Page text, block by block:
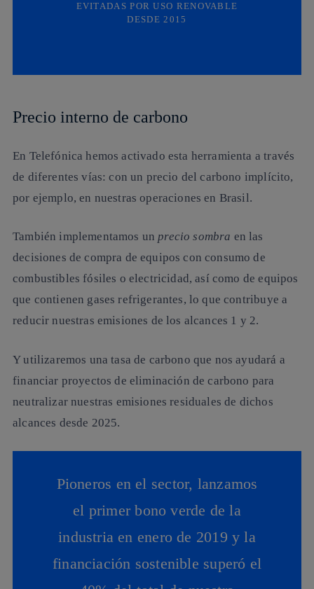
EVITADAS POR USO RENOVABLE
DESDE 2015
Precio interno de carbono
En Telefónica hemos activado esta herramienta a través
de diferentes vías: con un precio del carbono implícito,
por ejemplo, en nuestras operaciones en Brasil.
También implementamos unprecio sombra en las
decisiones de compra de equipos con consumo de
combustibles fósiles o electricidad, así como de equipos
que contienen gases refrigerantes, lo que contribuye a
reducir nuestras emisiones de los alcances 1 y 2.
Y utilizaremos una tasa de carbono que nos ayudará a
financiar proyectos de eliminación de carbono para
neutralizar nuestras emisiones residuales de dichos
alcances desde 2025.
Pioneros en el sector, lanzamos
el primer bono verde de la
industria en enero de 2019 y la
financiación sostenible superó el